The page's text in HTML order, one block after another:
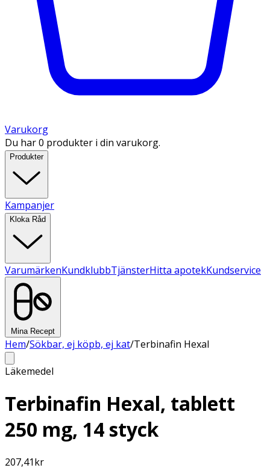
Varukorg
Du har 0 produkter i din varukorg.
Produkter
Kampanjer
Kloka Råd
VarumärkenKundklubbTjänsterHitta apotekKundservice
Mina Recept
Hem/Sökbar, ej köpb, ej kat/Terbinafin Hexal
Läkemedel
Terbinafin Hexal, tablett
250 mg, 14 styck
207,41kr